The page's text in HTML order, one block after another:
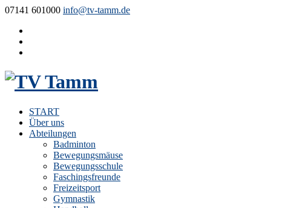
07141 601000 info@tv-tamm.de
START
Über uns
Abteilungen
Badminton
Bewegungsmäuse
Bewegungsschule
Faschingsfreunde
Freizeitsport
Gymnastik